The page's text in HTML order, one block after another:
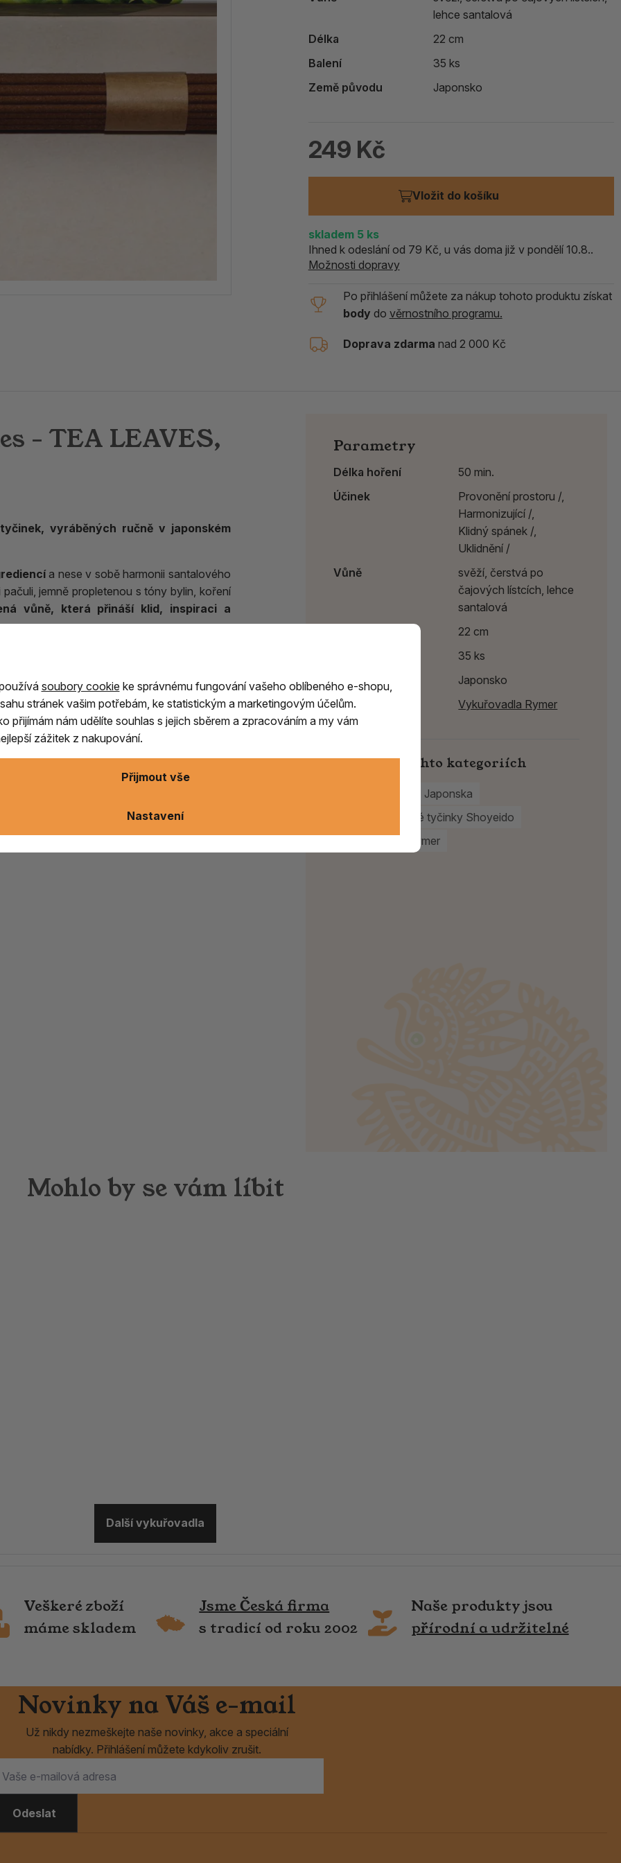
ALOE PRAVÁ (Aloe vera)
skladem > 5 ks
lehce santalová
Délka
22 cm
Balení
35 ks
Země původu
Japonsko
249 Kč
Vložit do košíku
skladem5 ks
Ihned k odeslání od 79 Kč, u vás doma již v pondělí 10.8..
Možnosti dopravy
Po přihlášení můžete za nákup tohoto produktu získat
body do věrnostního programu.
Doprava zdarma nad 2 000 Kč
- TEA LEAVES,
vyráběných ručně v japonském
a nese v sobě harmonii santalového
jemně propletenou s tóny bylin, koření
vůně, která přináší klid, inspiraci a
promění váš domov v oázu pohody a
dotykem santalového dřeva,
Parametry
Délka hoření
50 min.
Účinek
Provonění prostoru /,
Harmonizující /,
Klidný spánek /,
Uklidnění /
Vůně
svěží, čerstvá po
čajových lístcích, lehce
santalová
22 cm
35 ks
Země původu
Japonsko
Výrobce:
Vykuřovadla Rymer
Najdete v těchto kategoriích
Vonné tyčinky z Japonska
Japonské vonné tyčinky Shoyeido
Vykuřovadla Rymer
Mohlo by se vám líbit
Další vykuřovadla
Veškeré zboží
máme skladem
Jsme Česká firma
s tradicí od roku 2002
Naše produkty jsou
přírodní a udržitelné
Novinky na Váš e-mail
Už nikdy nezmeškejte naše novinky, akce a speciální
nabídky. Přihlášení můžete kdykoliv zrušit.
Odeslat
soubory cookie ke správnému fungování vašeho oblíbeného e-shopu,
stránek vašim potřebám, ke statistickým a marketingovým účelům.
přijímám nám udělíte souhlas s jejich sběrem a zpracováním a my vám
zážitek z nakupování.
Nastavení
Přijmout vše